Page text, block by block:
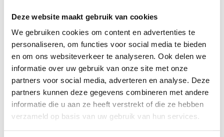
Deze website maakt gebruik van cookies
We gebruiken cookies om content en advertenties te
personaliseren, om functies voor social media te bieden
en om ons websiteverkeer te analyseren. Ook delen we
informatie over uw gebruik van onze site met onze
partners voor social media, adverteren en analyse. Deze
partners kunnen deze gegevens combineren met andere
informatie die u aan ze heeft verstrekt of die ze hebben
verzameld op basis van uw gebruik van hun services.
Weerbestendigheid:Zelfs tijdens nattere periodes is de
Verlichting: De route heeft een beperkte aanwezigheid
van verlichting, waardoor het aan te raden is om
overdag op pad te gaan.
Gemiddelde moeilijkheidsgraad:Door de 90%
onverharde paden heeft de route een gemiddelde
moeilijkheidsgraad, wat zorgt voor een uitdagende en